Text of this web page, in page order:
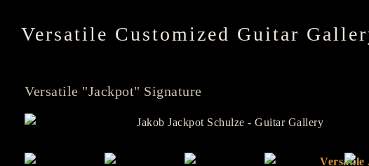
Versatile Customized Guitar
Versatile "Jackpot" Signature